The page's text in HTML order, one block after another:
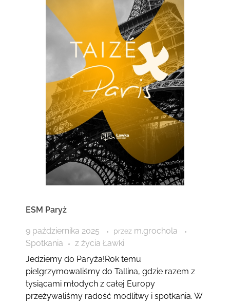
ESM Paryż
9 października 2025 przez m.grochola
Spotkania
z życia Ławki
Jedziemy do Paryża!Rok temu
pielgrzymowaliśmy do Tallina, gdzie razem z
tysiącami młodych z całej Europy
przeżywaliśmy radość modlitwy i spotkania. W